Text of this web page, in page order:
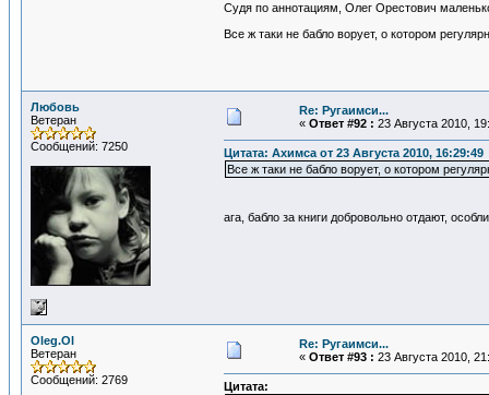
Судя по аннотациям, Олег Орестович
Все ж таки не бабло ворует, о котором
Любовь
Ветеран
Сообщений: 7250
Re: Ругаимси...
« Ответ #92 : 23 Августа 2010,
Цитата: Ахимса от 23 Августа 2010, 16:29:49
Все ж таки не бабло ворует, о котором
ага, бабло за книги добровольно отдают,
Oleg.Ol
Ветеран
Сообщений: 2769
Re: Ругаимси...
« Ответ #93 : 23 Августа 2010,
Цитата: